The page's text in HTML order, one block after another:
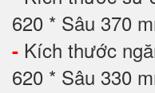
620 * Sâu 370
- Kích thước
620 * Sâu 330